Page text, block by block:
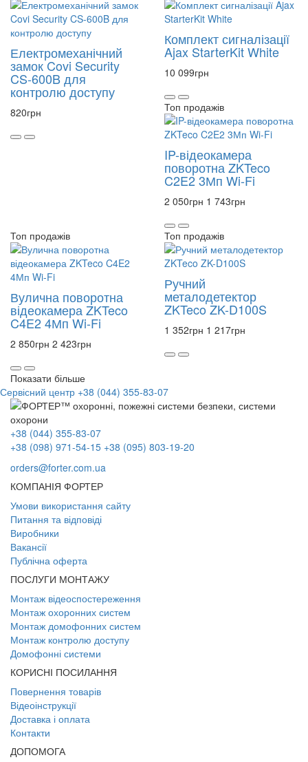
Електромеханічний
замок Covi Security
CS-600B для
контролю доступу
820грн
Комплект сигналізації
Ajax StarterKit White
10 099грн
Топ продажів
IP-відеокамера
поворотна ZKTeco
C2E2 3Мп Wi-Fi
2 050грн 1 743грн
Топ продажів
Вулична поворотна
відеокамера ZKTeco
C4E2 4Мп Wi-Fi
2 850грн 2 423грн
Топ продажів
Ручний
металодетектор
ZKTeco ZK-D100S
1 352грн 1 217грн
Показати більше
Сервісний центр +38 (044) 355-83-07
+38 (044) 355-83-07
+38 (098) 971-54-15 +38 (095) 803-19-20
orders@forter.com.ua
КОМПАНІЯ ФОРТЕР
Умови використання сайту
Питання та відповіді
Виробники
Вакансії
Публічна оферта
ПОСЛУГИ МОНТАЖУ
Монтаж відеоспостереження
Монтаж охоронних систем
Монтаж домофонних систем
Монтаж контролю доступу
Домофонні системи
КОРИСНІ ПОСИЛАННЯ
Повернення товарів
Відеоінструкції
Доставка і оплата
Контакти
ДОПОМОГА